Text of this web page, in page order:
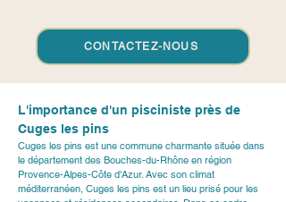
CONTACTEZ-NOUS
L'importance d'un pisciniste près de
Cuges les pins
Cuges les pins est une commune charmante située dans
le département des Bouches-du-Rhône en région
Provence-Alpes-Côte d'Azur. Avec son climat
méditerranéen, Cuges les pins est un lieu prisé pour les